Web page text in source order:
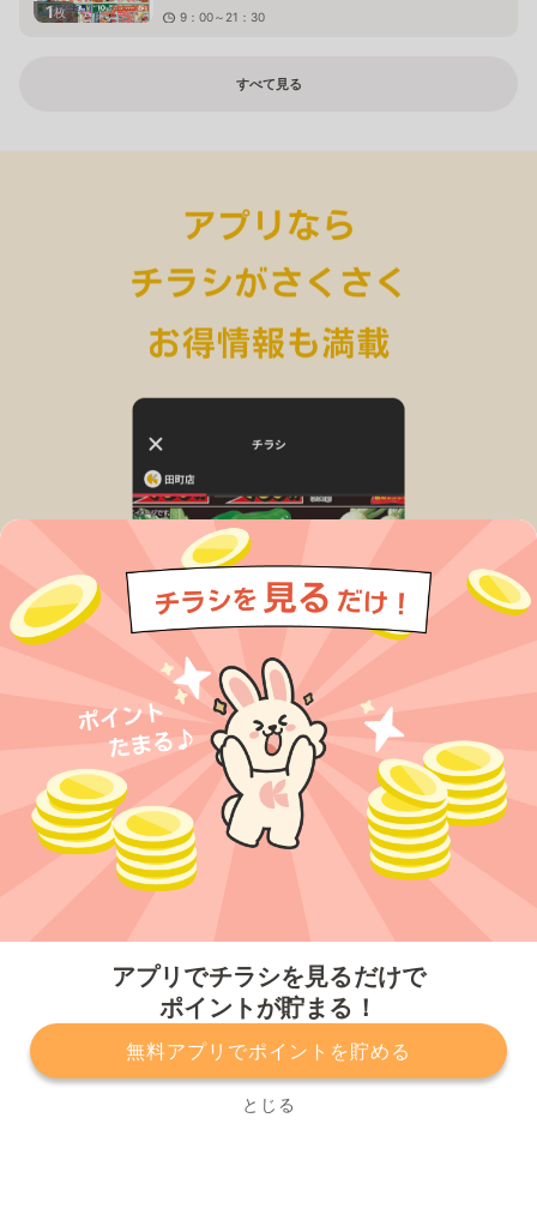
アプリでチラシを見るだけで
ポイントが貯まる！
無料アプリでポイントを貯める
とじる
1枚
9：00～21：30
すべて見る
プライバシーポリシー 利用規約
運営会社
サービスに関してのお問い合わせ